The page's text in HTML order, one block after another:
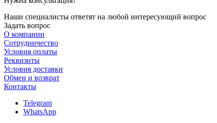
Наши специалисты ответят на любой интересующий вопрос
Задать вопрос
О компании
Сотрудничество
Условия оплаты
Реквизиты
Условия доставки
Обмен и возврат
Контакты
Telegram
WhatsApp